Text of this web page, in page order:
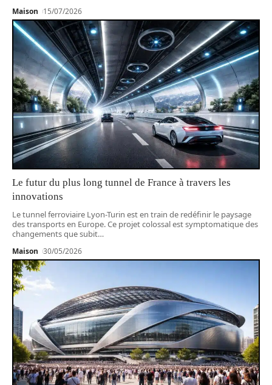
Maison 15/07/2026
Le futur du plus long tunnel de France à travers les
innovations
Le tunnel ferroviaire Lyon-Turin est en train de redéfinir le paysage
des transports en Europe. Ce projet colossal est symptomatique des
changements que subit…
Maison 30/05/2026